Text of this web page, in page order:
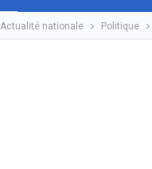
Actualité nationale Politique